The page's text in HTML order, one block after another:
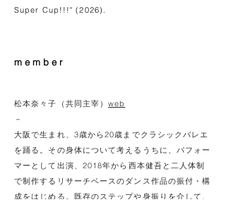
Super Cup!!!" (2026).
member
松本奈々子（共同主宰）web
－
大阪で生まれ、3歳から20歳までクラシックバレエ
を踊る。その身体について考えるうちに、パフォー
マーとして出演、2018年から西本健吾と二人体制
で制作するリサーチベースのダンス作品の振付・構
成をはじめる。既存のステップや身振りを介して、